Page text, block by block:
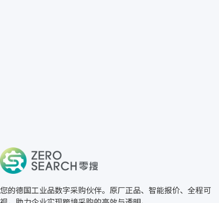
关于零搜
您的德国工业品数字采购伙伴。原厂正品、智能报价、全程可